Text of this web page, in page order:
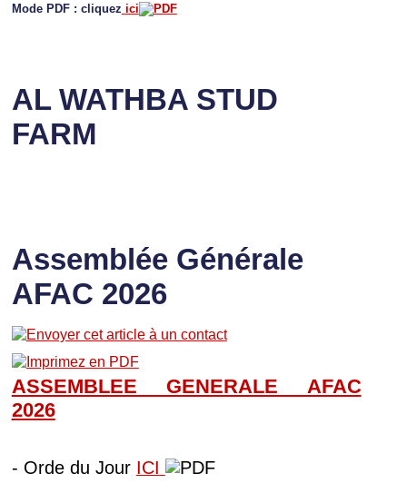
Mode PDF : cliquez ici
AL WATHBA STUD
FARM
Assemblée Générale
AFAC 2026
ASSEMBLEE GENERALE AFAC
2026
- Orde du Jour ICI